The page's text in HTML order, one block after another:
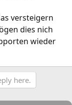
versteigern
dies nich
wieder
here.